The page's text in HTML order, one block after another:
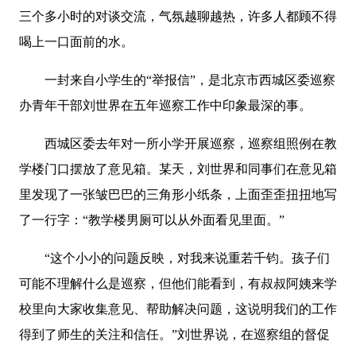
三个多小时的对谈交流，气氛越聊越热，许多人都顾不得
喝上一口面前的水。
一封来自小学生的“举报信”，是北京市西城区委巡察
办青年干部刘世界在五年巡察工作中印象最深的事。
西城区委去年对一所小学开展巡察，巡察组照例在教
学楼门口摆放了意见箱。某天，刘世界和同事们在意见箱
里发现了一张皱巴巴的三角形小纸条，上面歪歪扭扭地写
了一行字：“教学楼男厕可以从外面看见里面。”
“这个小小的问题反映，对我来说重若千钧。孩子们
可能不理解什么是巡察，但他们能看到，有叔叔阿姨来学
校里向大家收集意见、帮助解决问题，这说明我们的工作
得到了师生的关注和信任。”刘世界说，在巡察组的督促